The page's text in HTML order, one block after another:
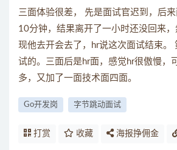
三面体验很差， 先是面试官迟到，后
10分钟，结果离开了一小时还没回来
现他去开会去了，hr说这次面试结束。
试的。三面后是hr面，感觉hr很傲慢，
多，又加了一面技术面四面。
Go开发岗 字节跳动面试
打赏 收藏 海报挣佣金